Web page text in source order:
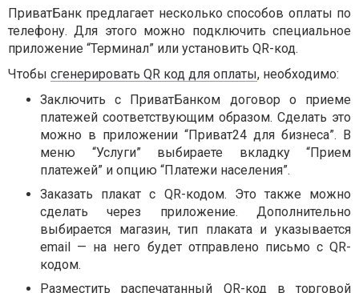
ПриватБанк предлагает несколько способов оплаты по
телефону. Для этого можно подключить специальное
приложение “Терминал” или установить QR-код.
Чтобы сгенерировать QR код для оплаты, необходимо:
Заключить с ПриватБанком договор о приеме
платежей соответствующим образом. Сделать это
можно в приложении “Приват24 для бизнеса”. В
меню “Услуги” выбираете вкладку “Прием
платежей” и опцию “Платежи населения”.
Заказать плакат с QR-кодом. Это также можно
сделать через приложение. Дополнительно
выбирается магазин, тип плаката и указывается
email — на него будет отправлено письмо с QR-
кодом.
Разместить распечатанный QR-код в торговой